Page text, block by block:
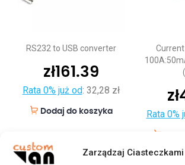
Zarządzaj Ciasteczkami
RS232 to USB converter
zł161.39
Rata 0% już od: 32,28 zł
Dodaj do koszyka
zł
Rata 0%